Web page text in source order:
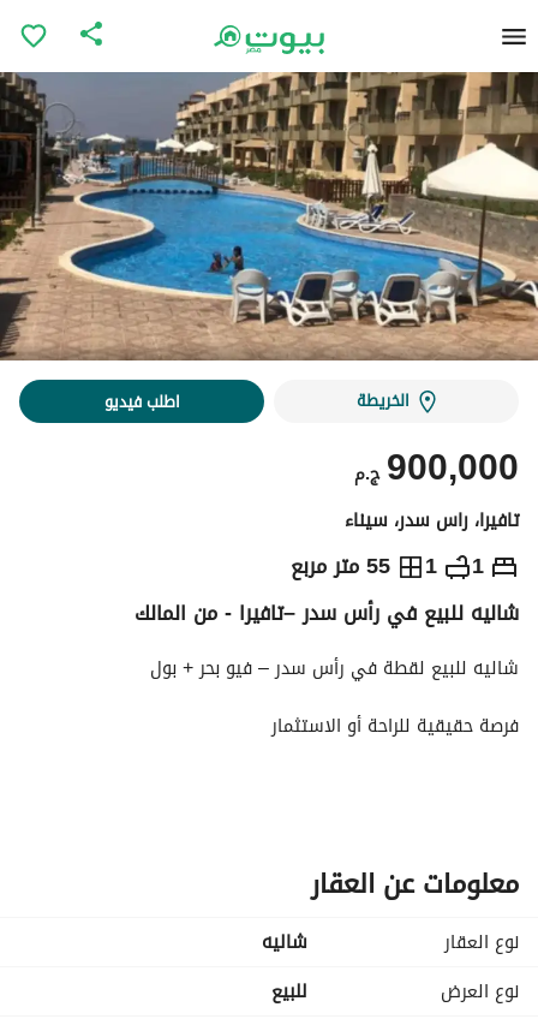
الخريطة اطلب فيديو
ج.م 900,000
تافيرا، راس سدر، سيناء
1
1 55 متر مربع ج.م 900,000
التفاصيل الاتجاهات والمؤشرات رهن عقاريشاليه للبيع في رأس سدر –تافيرا - من المالك
شاليه للبيع لقطة في رأس سدر – فيو بحر + بول
فرصة حقيقية للراحة أو الاستثمار
فيو مميز جدًا (بحر + حمام سباحة)
خالص الأقساط
السعر: 1,000,000 جنيه
قابل للتفاوض البسيط بعد المعاينة
معلومات عن العقار
نوع العقار
شاليه
نوع العرض
للبيع